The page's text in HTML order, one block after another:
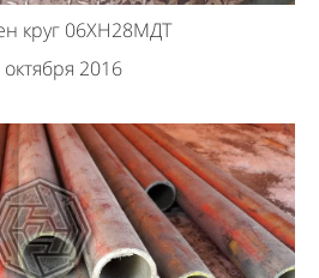
круг 06ХН28МДТ
октября 2016